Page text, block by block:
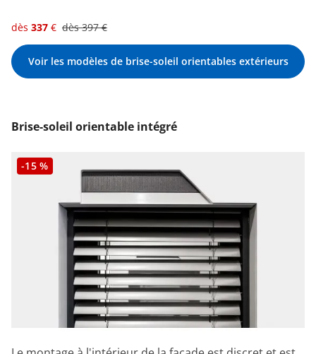
dès 337 € dès397€
Voir les modèles de brise-soleil orientables extérieurs
Brise-soleil orientable intégré
-15 %